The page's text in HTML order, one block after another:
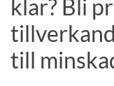
Kurser och
Lediga jobb
klar? Bli
till